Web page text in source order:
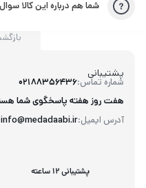
شما هم درباره این کالا
پشتیبانی
شماره تماس:02188356436
آدرس ایمیل:info@medadaabi.ir
هفت روز هفته پاسخگوی شما
پشتیبانی 12 ساعته